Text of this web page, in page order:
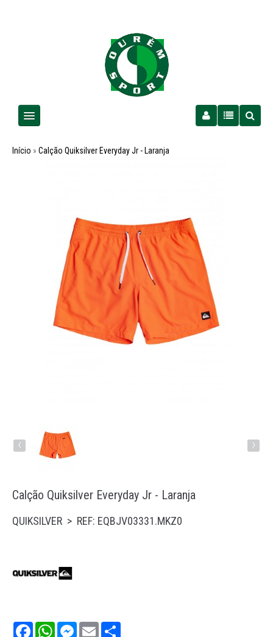
Homem
PROMOÇÕES
Futebol
Início » Calção Quiksilver Everyday Jr - Laranja
‹ ›
Calção Quiksilver Everyday Jr - Laranja
QUIKSILVER > REF: EQBJV03331.MKZ0
FacebookWhatsAppMessenger
Email